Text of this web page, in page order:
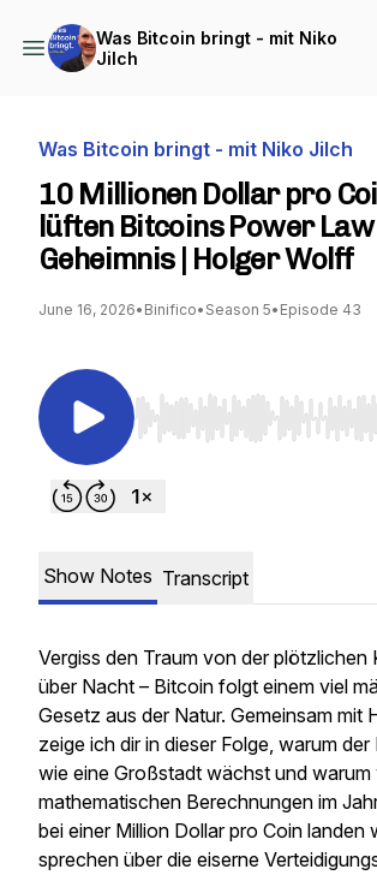
Was Bitcoin bringt - mit Niko
Jilch
Was Bitcoin bringt - mit Niko Jilch
10 Millionen Dollar pro
lüften Bitcoins Power Law
Geheimnis | Holger Wolff
June 16, 2026• Binifico• Season 5• Episode 43
Use Left/Right to seek,
Show Notes Transcript
Vergiss den Traum von der plötzlichen
über Nacht – Bitcoin folgt einem viel
Gesetz aus der Natur. Gemeinsam mit
zeige ich dir in dieser Folge, warum
wie eine Großstadt wächst und warum
mathematischen Berechnungen im
bei einer Million Dollar pro Coin landen
sprechen über die eiserne